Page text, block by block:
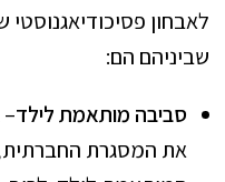
לאבחון
שביניהם הם:
סביבה מותאמת לילד
את המסגרת